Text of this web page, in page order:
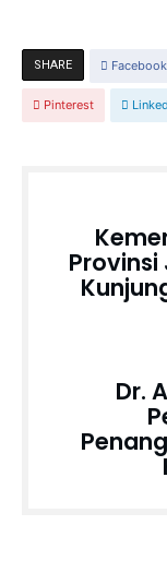
SHARE Facebook
Pinterest
Dr.